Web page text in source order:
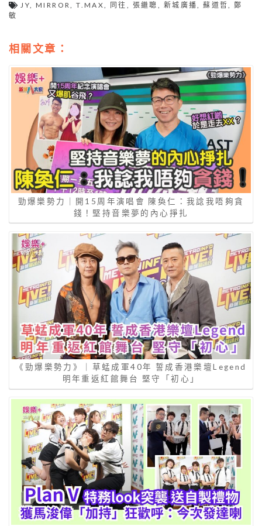
JY,MIRROR,T.MAX, 同往 , 張繼聰 , 新城廣播,蘇道哲,鄭
敏
相關文章：
勁爆樂勢力｜開15周年演唱會 陳奐仁：我諗我唔夠貪
錢！堅持音樂夢的內心掙扎
《勁爆樂勢力》｜草蜢成軍40年 誓成香港樂壇Legend
明年重返紅館舞台 堅守「初心」